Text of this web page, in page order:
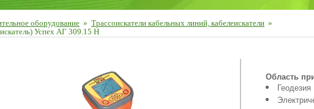
оборудование » Трассоискатели кабельных линий, кабелеискатели »
Успех АГ 309.15 Н
Область
Геодезия